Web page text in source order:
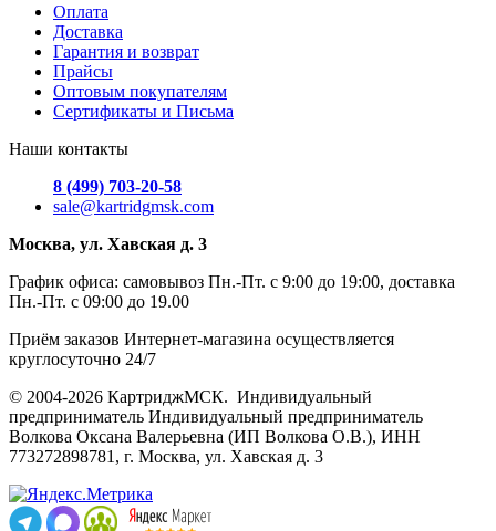
Оплата
Доставка
Гарантия и возврат
Прайсы
Оптовым покупателям
Сертификаты и Письма
Наши контакты
8 (499) 703-20-58
sale@kartridgmsk.com
Москва, ул. Хавская д. 3
График офиса: самовывоз Пн.-Пт. с 9:00 до 19:00, доставка
Пн.-Пт. с 09:00 до 19.00
Приём заказов Интернет-магазина осуществляется
круглосуточно 24/7
© 2004-2026 КартриджМСК. Индивидуальный
предприниматель Индивидуальный предприниматель
Волкова Оксана Валерьевна (ИП Волкова О.В.), ИНН
773272898781, г. Москва, ул. Хавская д. 3